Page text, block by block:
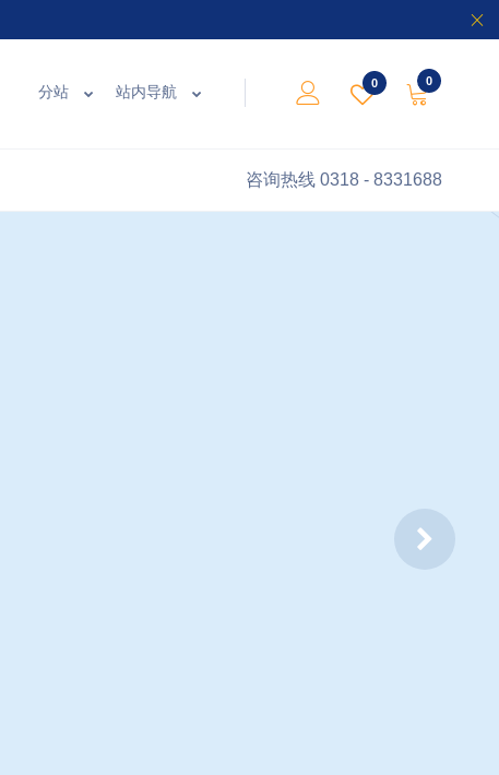
0 0
分站 站内导航
咨询热线 0318 - 8331688